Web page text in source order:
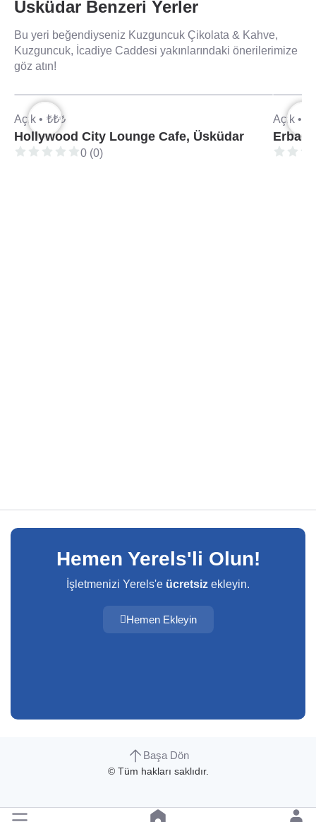
Üsküdar Benzeri Yerler
Bu yeri beğendiyseniz Kuzguncuk Çikolata & Kahve,
Kuzguncuk, İcadiye Caddesi yakınlarındaki önerilerimize
göz atın!
Açık • ₺₺₺
Hollywood City Lounge Cafe, Üsküdar
0 (0)
Açık •
Erbap
Hemen Yerels'li Olun!
İşletmenizi Yerels'e ücretsiz ekleyin.
Hemen Ekleyin
Başa Dön
© Tüm hakları saklıdır.